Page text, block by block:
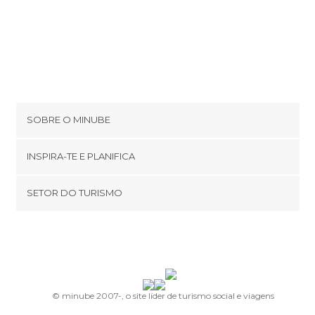
SOBRE O MINUBE
Términos e Condições
INSPIRA-TE E PLANIFICA
SETOR DO TURISMO
© minube 2007-, o site líder de turismo social e viagens